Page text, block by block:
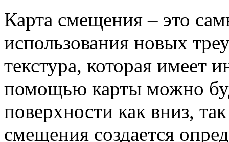
Карта смещения – это
использования новых
текстура, которая
помощью карты можно
поверхности как вниз,
смещения создается